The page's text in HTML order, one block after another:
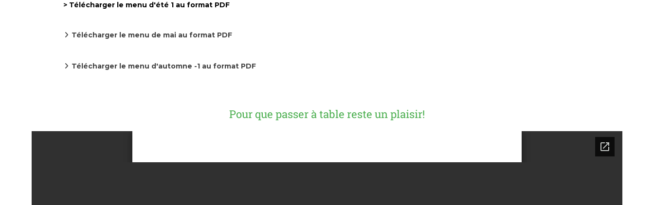
> Télécharger le menu d'été 1 au format PDF
Télécharger le menu de mai au format PDF
Télécharger le menu d'automne -1 au format PDF
Pour que passer à table reste un plaisir!